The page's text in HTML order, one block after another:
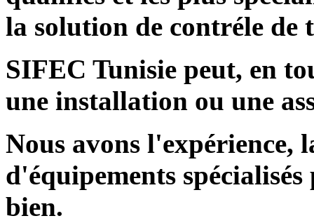
la solution de contréle de
SIFEC Tunisie peut, en
une installation ou une
Nous avons l'expérience,
d'équipements
bien.